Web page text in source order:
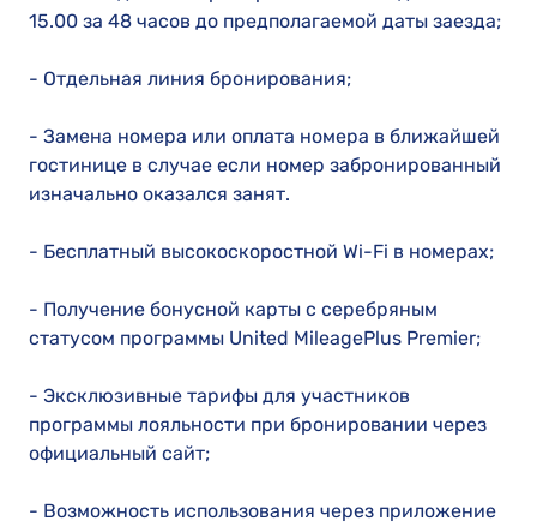
15.00 за 48 часов до предполагаемой даты заезда;
- Отдельная линия бронирования;
- Замена номера или оплата номера в ближайшей
гостинице в случае если номер забронированный
изначально оказался занят.
- Бесплатный высокоскоростной Wi-Fi в номерах;
- Получение бонусной карты с серебряным
статусом программы United MileagePlus Premier;
- Эксклюзивные тарифы для участников
программы лояльности при бронировании через
официальный сайт;
- Возможность использования через приложение